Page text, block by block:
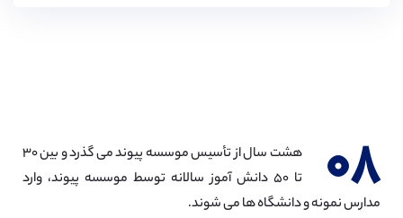
۰۸
هشت سال از تأسیس موسسه پیوند می گذرد و بین ۳۰
تا ۵۰ دانش آموز سالانه توسط موسسه پیوند، وارد
مدارس نمونه و دانشگاه ها می شوند.